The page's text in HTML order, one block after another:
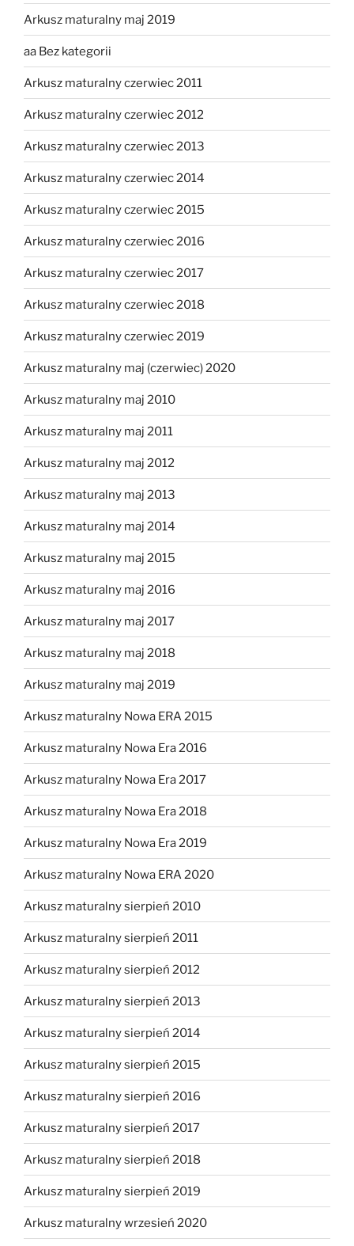
Arkusz maturalny maj 2019
aa Bez kategorii
Arkusz maturalny czerwiec 2011
Arkusz maturalny czerwiec 2012
Arkusz maturalny czerwiec 2013
Arkusz maturalny czerwiec 2014
Arkusz maturalny czerwiec 2015
Arkusz maturalny czerwiec 2016
Arkusz maturalny czerwiec 2017
Arkusz maturalny czerwiec 2018
Arkusz maturalny czerwiec 2019
Arkusz maturalny maj (czerwiec) 2020
Arkusz maturalny maj 2010
Arkusz maturalny maj 2011
Arkusz maturalny maj 2012
Arkusz maturalny maj 2013
Arkusz maturalny maj 2014
Arkusz maturalny maj 2015
Arkusz maturalny maj 2016
Arkusz maturalny maj 2017
Arkusz maturalny maj 2018
Arkusz maturalny maj 2019
Arkusz maturalny Nowa ERA 2015
Arkusz maturalny Nowa Era 2016
Arkusz maturalny Nowa Era 2017
Arkusz maturalny Nowa Era 2018
Arkusz maturalny Nowa Era 2019
Arkusz maturalny Nowa ERA 2020
Arkusz maturalny sierpień 2010
Arkusz maturalny sierpień 2011
Arkusz maturalny sierpień 2012
Arkusz maturalny sierpień 2013
Arkusz maturalny sierpień 2014
Arkusz maturalny sierpień 2015
Arkusz maturalny sierpień 2016
Arkusz maturalny sierpień 2017
Arkusz maturalny sierpień 2018
Arkusz maturalny sierpień 2019
Arkusz maturalny wrzesień 2020